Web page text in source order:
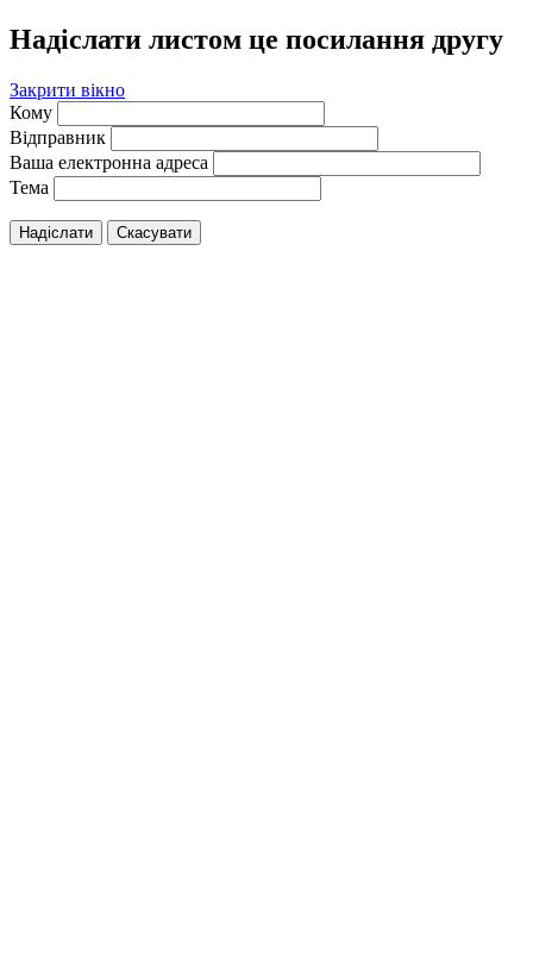
Надіслати листом це посилання другу
Закрити вікно
Кому
Відправник
Ваша електронна адреса
Тема
Надіслати Скасувати